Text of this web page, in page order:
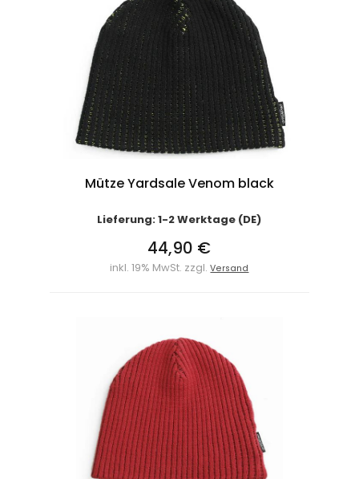
Mütze Yardsale Venom black
Lieferung: 1-2 Werktage (DE)
44,90 €
inkl. 19% MwSt. zzgl.Versand